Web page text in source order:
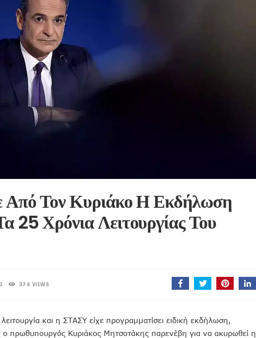
Από Τον Κυριάκο Η Εκδήλωση
Χρόνια Λειτουργίας Του
0 374 VIEWS
και η ΣΤΑΣΥ είχε προγραμματίσει ειδική εκδήλωση,
πρωθυπουργός Κυριάκος Μητσοτάκης παρενέβη για να ακυρωθεί η